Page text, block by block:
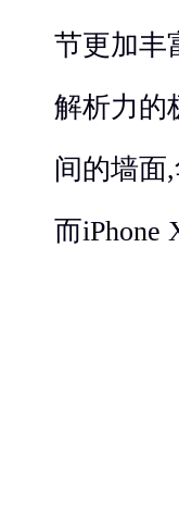
节更加丰
解析力的
间的墙面
而iPhone